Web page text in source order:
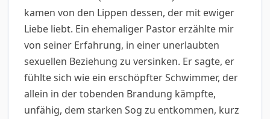
kamen von den Lippen dessen, der mit ewiger
Liebe liebt. Ein ehemaliger Pastor erzählte mir
von seiner Erfahrung, in einer unerlaubten
sexuellen Beziehung zu versinken. Er sagte, er
fühlte sich wie ein erschöpfter Schwimmer, der
allein in der tobenden Brandung kämpfte,
unfähig, dem starken Sog zu entkommen, kurz